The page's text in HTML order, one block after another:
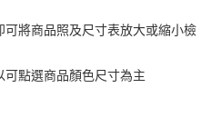
將商品照及尺寸表放大或縮小檢
點選商品顏色尺寸為主